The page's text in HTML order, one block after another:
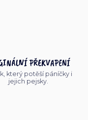
PŘEKVAPENÍ
který potěší páníčky i
jejich pejsky.